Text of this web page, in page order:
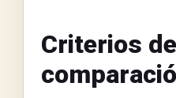
Criterios de